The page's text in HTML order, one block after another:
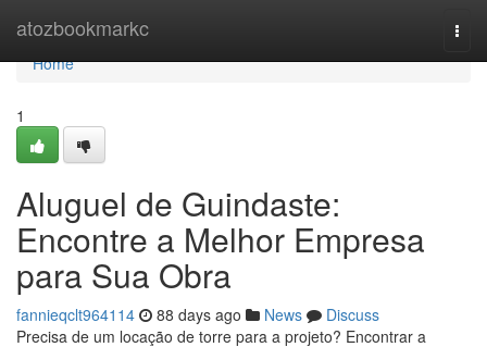
atozbookmarkc
Home
Home
1
Aluguel de Guindaste:
Encontre a Melhor Empresa
para Sua Obra
fannieqclt964114 88 days ago News
Discuss
Precisa de um locação de torre para a projeto? Encontrar a